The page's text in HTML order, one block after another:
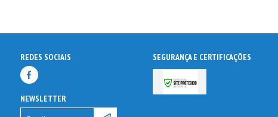
REDES SOCIAIS
NEWSLETTER
SEGURANÇA E CERTIFICAÇÕES